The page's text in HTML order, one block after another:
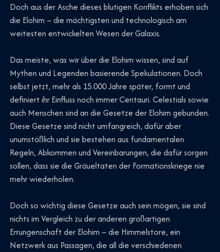
Doch aus der Asche dieses blutigen Konflikts erhoben sich
die Elohim – die mächtigsten und technologisch am
weitesten entwickelten Wesen der Galaxis.
Das meiste, was wir über die Elohim wissen, sind auf
Mythen und Legenden basierende Spekulationen. Doch
selbst jetzt, mehr als 15.000 Jahre später, formt und
definiert ihr Einfluss noch immer Centauri. Celestials sowie
auch Menschen sind an die Gesetze der Elohim gebunden.
Diese Gesetze sind nicht umfangreich, dafür aber
unumstößlich und sie bestehen aus fundamentalen
Regeln, Abkommen und Vereinbarungen, die dafür sorgen
sollen, dass sie die Gräueltaten der Formationskriege nie
mehr wiederholen.
Doch so wichtig diese Gesetze auch sein mögen, sie sind
nichts im Vergleich zu der anderen großartigen
Errungenschaft der Elohim – die Himmelstore, ein
Netzwerk aus Passagen, die all die verschiedenen